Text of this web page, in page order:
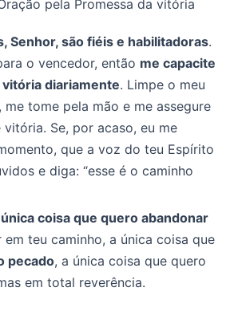
pela Promessa da vitória
Senhor, são fiéis e habilitadoras.
o vencedor, então me capacite
diariamente. Limpe o meu
me tome pela mão e me assegure
Se, por acaso, eu me
que a voz do teu Espírito
e diga: “esse é o caminho
coisa que quero abandonar
em teu caminho, a única coisa que
pecado, a única coisa que quero
em total reverência.